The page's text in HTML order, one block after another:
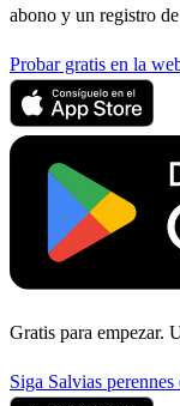
abono y un registro
Probar gratis en la
Gratis para empezar.
Siga Salvias